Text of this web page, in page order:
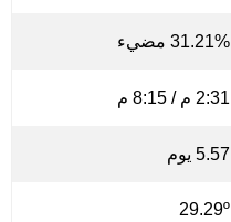
31.21% مضيء
2:31 م / 8:15 م
5.57 يوم
29.29º